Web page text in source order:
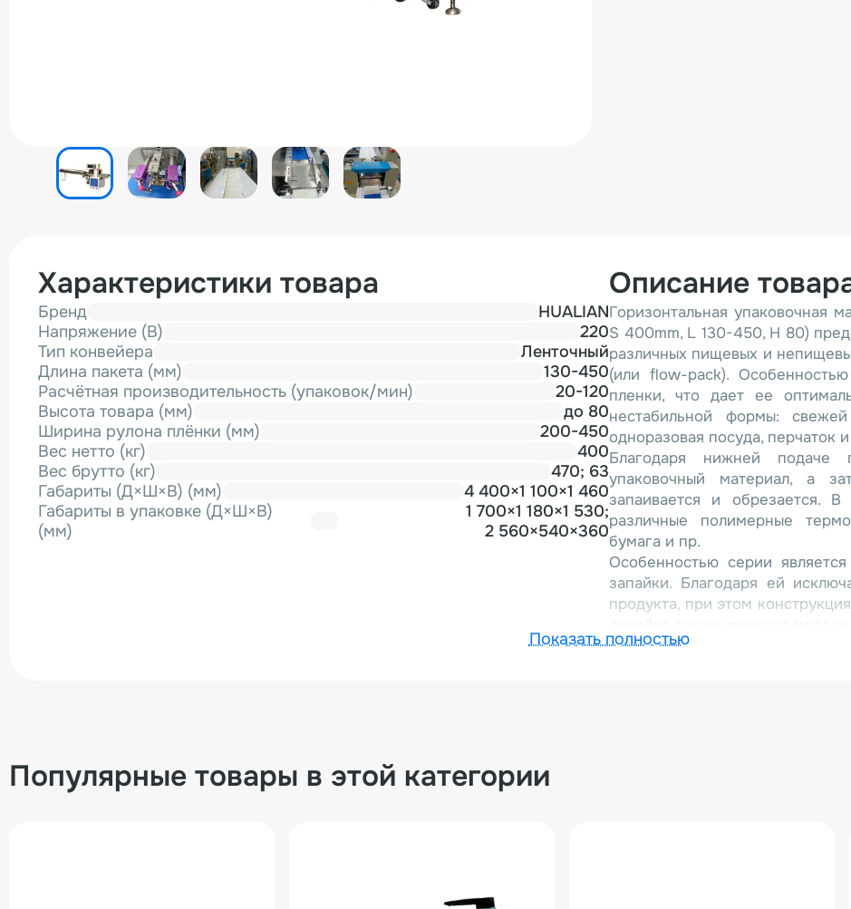
Характеристики товара
Бренд
HUALIAN
Напряжение (В)
220
Тип конвейера
Ленточный
Длина пакета (мм)
130-450
Расчётная производительность (упаковок/мин)
20-120
Высота товара (мм)
до 80
Ширина рулона плёнки (мм)
200-450
Вес нетто (кг)
400
Вес брутто (кг)
470; 63
Габариты (Д×Ш×В) (мм)
4 400×1 100×1 460
Габариты в упаковке (Д×Ш×В)
(мм)
1 700×1 180×1 530;
2 560×540×360
Описание
Горизонтальная упаковочная
S 400mm, L 130-450, H 80)
различных пищевых и
(или flow-pack).
пленки, что дает ее
нестабильной формы:
одноразовая посуда, перчаток и
Благодаря нижней подаче
упаковочный материал, а
запаивается и обрезается. В
различные полимерные
бумага и пр.
Особенностью серии
запайки. Благодаря ей
продукта, при этом
Машина имеет достаточно
Запайка и обрезка пакета
температурный
температуру запайки для
Показать полностью
Популярные товары в этой категории